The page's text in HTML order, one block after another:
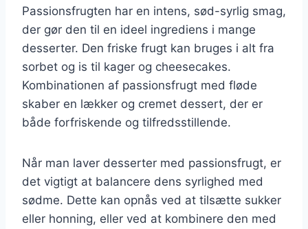
Passionsfrugten har en intens, sød-syrlig smag,
der gør den til en ideel ingrediens i mange
desserter. Den friske frugt kan bruges i alt fra
sorbet og is til kager og cheesecakes.
Kombinationen af passionsfrugt med fløde
skaber en lækker og cremet dessert, der er
både forfriskende og tilfredsstillende.
Når man laver desserter med passionsfrugt, er
det vigtigt at balancere dens syrlighed med
sødme. Dette kan opnås ved at tilsætte sukker
eller honning, eller ved at kombinere den med